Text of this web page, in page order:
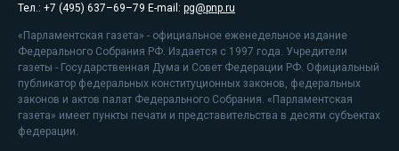
Тел.: +7 (495) 637–69–79 E-mail: pg@pnp.ru
«Парламентская газета» - официальное еженедельное издание
Федерального Собрания РФ. Издается с 1997 года. Учредители
газеты - Государственная Дума и Совет Федерации РФ. Официальный
публикатор федеральных конституционных законов, федеральных
законов и актов палат Федерального Собрания. «Парламентская
газета» имеет пункты печати и представительства в десяти субъектах
федерации.